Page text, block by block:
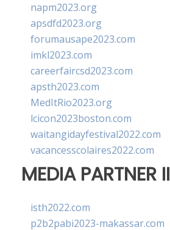
napm2023.org
apsdfd2023.org
forumausape2023.com
imkl2023.com
careerfaircsd2023.com
apsth2023.com
MedItRio2023.org
lcicon2023boston.com
waitangidayfestival2022.com
vacancesscolaires2022.com
MEDIA PARTNER II
isth2022.com
p2b2pabi2023-makassar.com